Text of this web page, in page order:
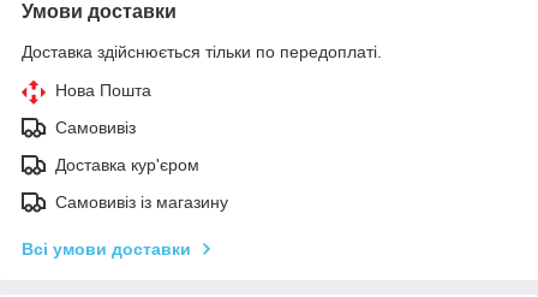
Умови доставки
Доставка здійснюється тільки по передоплаті.
Нова Пошта
Самовивіз
Доставка кур'єром
Самовивіз із магазину
Всі умови доставки